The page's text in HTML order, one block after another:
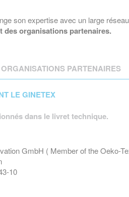
son expertise avec un large
des organisations partenaires.
ORGANISATIONS PARTENAIRES
LE GINETEX
dans le livret technique.
GmbH ( Member of the Oeko-
10